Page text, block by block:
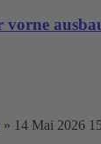
vorne
» 14 Mai 2026